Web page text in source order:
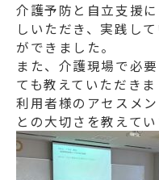
介護予防と自立支援
しいただき、実践し
ができました。
また、介護現場で必
ても教えていただきま
利用者様のアセスメ
との大切さを教えてい